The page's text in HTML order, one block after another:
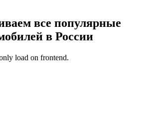
все популярные
в России
load on frontend.